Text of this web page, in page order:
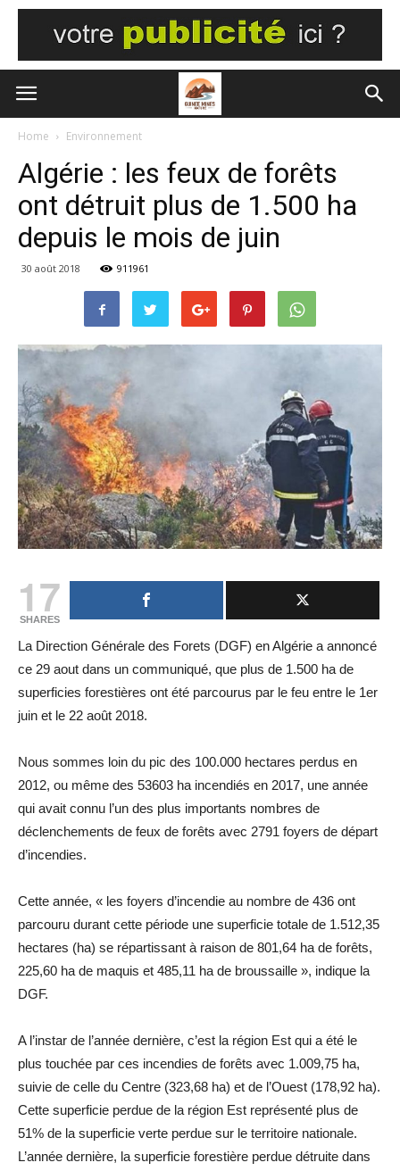
Home Environnement
Algérie : les feux de forêts
ont détruit plus de 1.500 ha
depuis le mois de juin
30 août 2018 911961
17
SHARES
La Direction Générale des Forets (DGF) en Algérie a annoncé
ce 29 aout dans un communiqué, que plus de 1.500 ha de
superficies forestières ont été parcourus par le feu entre le 1er
juin et le 22 août 2018.
Nous sommes loin du pic des 100.000 hectares perdus en
2012, ou même des 53603 ha incendiés en 2017, une année
qui avait connu l’un des plus importants nombres de
déclenchements de feux de forêts avec 2791 foyers de départ
d’incendies.
Cette année, « les foyers d’incendie au nombre de 436 ont
parcouru durant cette période une superficie totale de 1.512,35
hectares (ha) se répartissant à raison de 801,64 ha de forêts,
225,60 ha de maquis et 485,11 ha de broussaille », indique la
DGF.
A l’instar de l’année dernière, c’est la région Est qui a été le
plus touchée par ces incendies de forêts avec 1.009,75 ha,
suivie de celle du Centre (323,68 ha) et de l’Ouest (178,92 ha).
Cette superficie perdue de la région Est représenté plus de
51% de la superficie verte perdue sur le territoire nationale.
L’année dernière, la superficie forestière perdue détruite dans